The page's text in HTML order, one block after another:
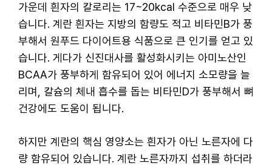
가운데 흰자의 칼로리는 17~20kcal 수준으로 매우 낮
습니다. 계란 흰자는 지방의 함량도 적고 비타민B가 풍
부해서 원푸드 다이어트용 식품으로 큰 인기를 얻고 있
습니다. 게다가 신진대사를 활성화시키는 아미노산인
BCAA가 풍부하게 함유되어 있어 에너지 소모량을 늘
리며, 칼슘의 체내 흡수를 돕는 비타민D가 풍부해서 뼈
건강에도 도움이 됩니다.
하지만 계란의 핵심 영양소는 흰자가 아닌 노른자에 다
량 함유되어 있습니다. 계란 노른자까지 섭취를 하더라